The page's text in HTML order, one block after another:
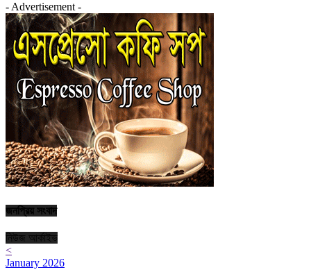
- Advertisement -
জনপ্রিয় সংবাদ
নিউজ আর্কাইভ
<
January 2026